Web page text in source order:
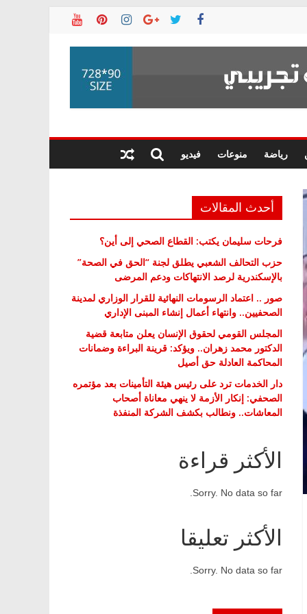
رياضة منوعات فيديو
أحدث المقالات
فرحات سليمان يكتب: القطاع الصحي إلى أين؟
حزب التحالف الشعبي يطلق لجنة “الحق في الصحة”
بالإسكندرية لرصد الانتهاكات ودعم المرضى
صور .. اعتماد الرسومات النهائية للقرار الوزاري لمدينة
الصحفيين.. وانتهاء أعمال إنشاء المبنى الإداري
المجلس القومي لحقوق الإنسان يعلن متابعة قضية
الدكتور محمد زهران.. ويؤكد: قرينة البراءة وضمانات
المحاكمة العادلة حق أصيل
دار الخدمات ترد على رئيس هيئة التأمينات بعد مؤتمره
الصحفي: إنكار الأزمة لا ينهي معاناة أصحاب
المعاشات.. ونطالب بكشف الشركة المنفذة
الأكثر قراءة
Sorry. No data so far.
الأكثر تعليقا
Sorry. No data so far.